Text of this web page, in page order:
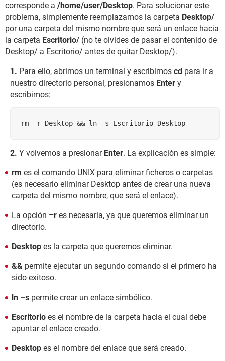
corresponde a /home/user/Desktop. Para solucionar este
problema, simplemente reemplazamos la carpeta Desktop/
por una carpeta del mismo nombre que será un enlace hacia
la carpeta Escritorio/ (no te olvides de pasar el contenido de
Desktop/ a Escritorio/ antes de quitar Desktop/).
Para ello, abrimos un terminal y escribimos cd para ir a
nuestro directorio personal, presionamos Enter y
escribimos:
rm -r Desktop && ln -s Escritorio Desktop
Y volvemos a presionar Enter. La explicación es simple:
rm es el comando UNIX para eliminar ficheros o carpetas
(es necesario eliminar Desktop antes de crear una nueva
carpeta del mismo nombre, que será el enlace).
La opción –r es necesaria, ya que queremos eliminar un
directorio.
Desktop es la carpeta que queremos eliminar.
&& permite ejecutar un segundo comando si el primero ha
sido exitoso.
ln –s permite crear un enlace simbólico.
Escritorio es el nombre de la carpeta hacia el cual debe
apuntar el enlace creado.
Desktop es el nombre del enlace que será creado.